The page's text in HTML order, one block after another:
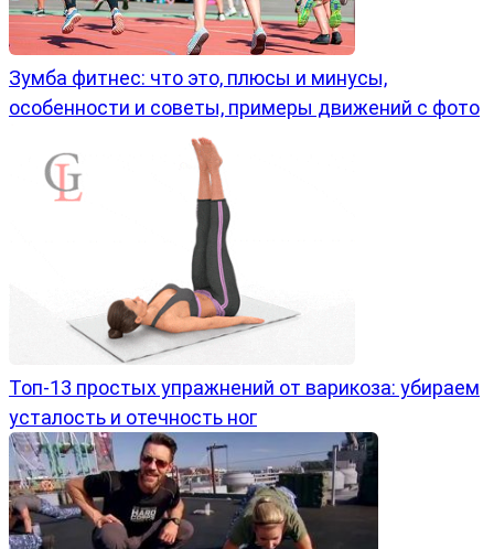
Зумба фитнес: что это, плюсы и минусы,
особенности и советы, примеры движений с фото
Топ-13 простых упражнений от варикоза: убираем
усталость и отечность ног